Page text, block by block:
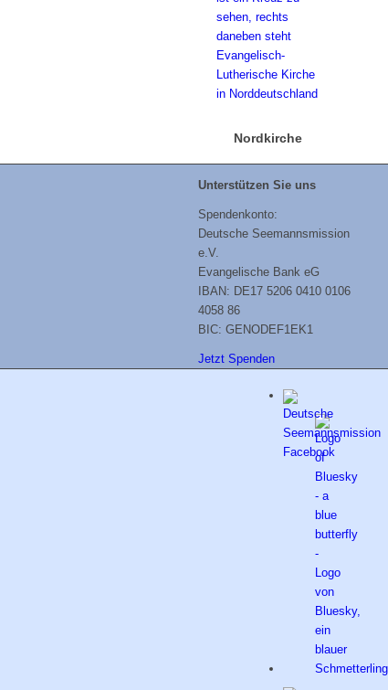
Nordkirche
Unterstützen Sie uns
Spendenkonto:
Deutsche Seemannsmission
e.V.
Evangelische Bank eG
IBAN: DE17 5206 0410 0106
4058 86
BIC: GENODEF1EK1
Jetzt Spenden